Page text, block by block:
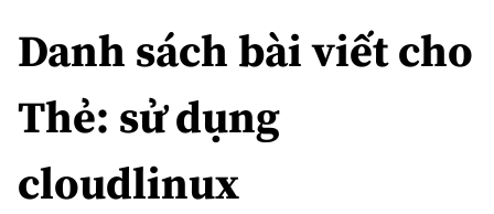
Danh sách bài viết cho
Thẻ: sử dụng
cloudlinux